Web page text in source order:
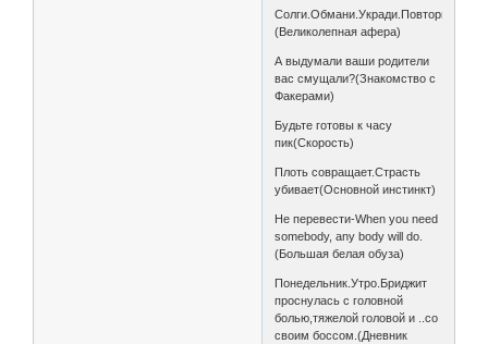
Солги.Обмани.Укради.Повтори.
(Великолепная афера)
А выдумали ваши родители
вас смущали?(Знакомство с
Факерами)
Будьте готовы к часу
пик(Скорость)
Плоть совращает.Страсть
убивает(Основной инстинкт)
Не перевести-When you need
somebody, any body will do.
(Большая белая обуза)
Понедельник.Утро.Бриджит
проснулась с головной
болью,тяжелой головой и ..со
своим боссом.(Дневник